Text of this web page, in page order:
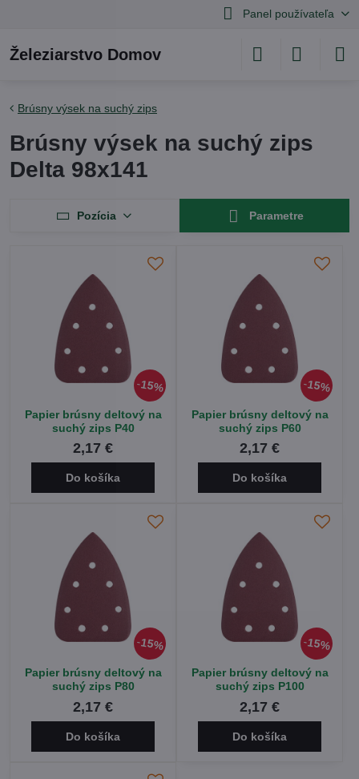
Panel používateľa
Železiarstvo Domov
Brúsny výsek na suchý zips
Brúsny výsek na suchý zips
Delta 98x141
Pozícia Parametre
15%
Papier brúsny deltový na
suchý zips P40
2,17 €
Do košíka
15%
Papier brúsny deltový na
suchý zips P60
2,17 €
Do košíka
15%
Papier brúsny deltový na
suchý zips P80
2,17 €
Do košíka
15%
Papier brúsny deltový na
suchý zips P100
2,17 €
Do košíka